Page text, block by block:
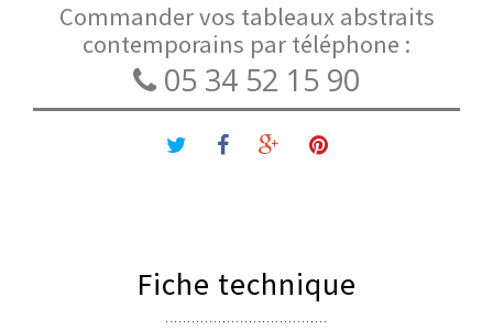
Commander vos tableaux abstraits
contemporains par téléphone :
05 34 52 15 90
Fiche technique